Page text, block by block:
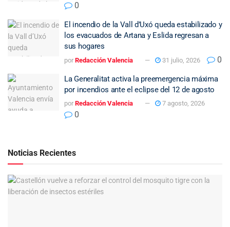
0
El incendio de la Vall d’Uxó queda estabilizado y
los evacuados de Artana y Eslida regresan a
sus hogares
por Redacción Valencia 31 julio, 2026 0
La Generalitat activa la preemergencia máxima
por incendios ante el eclipse del 12 de agosto
por Redacción Valencia 7 agosto, 2026
0
Noticias Recientes